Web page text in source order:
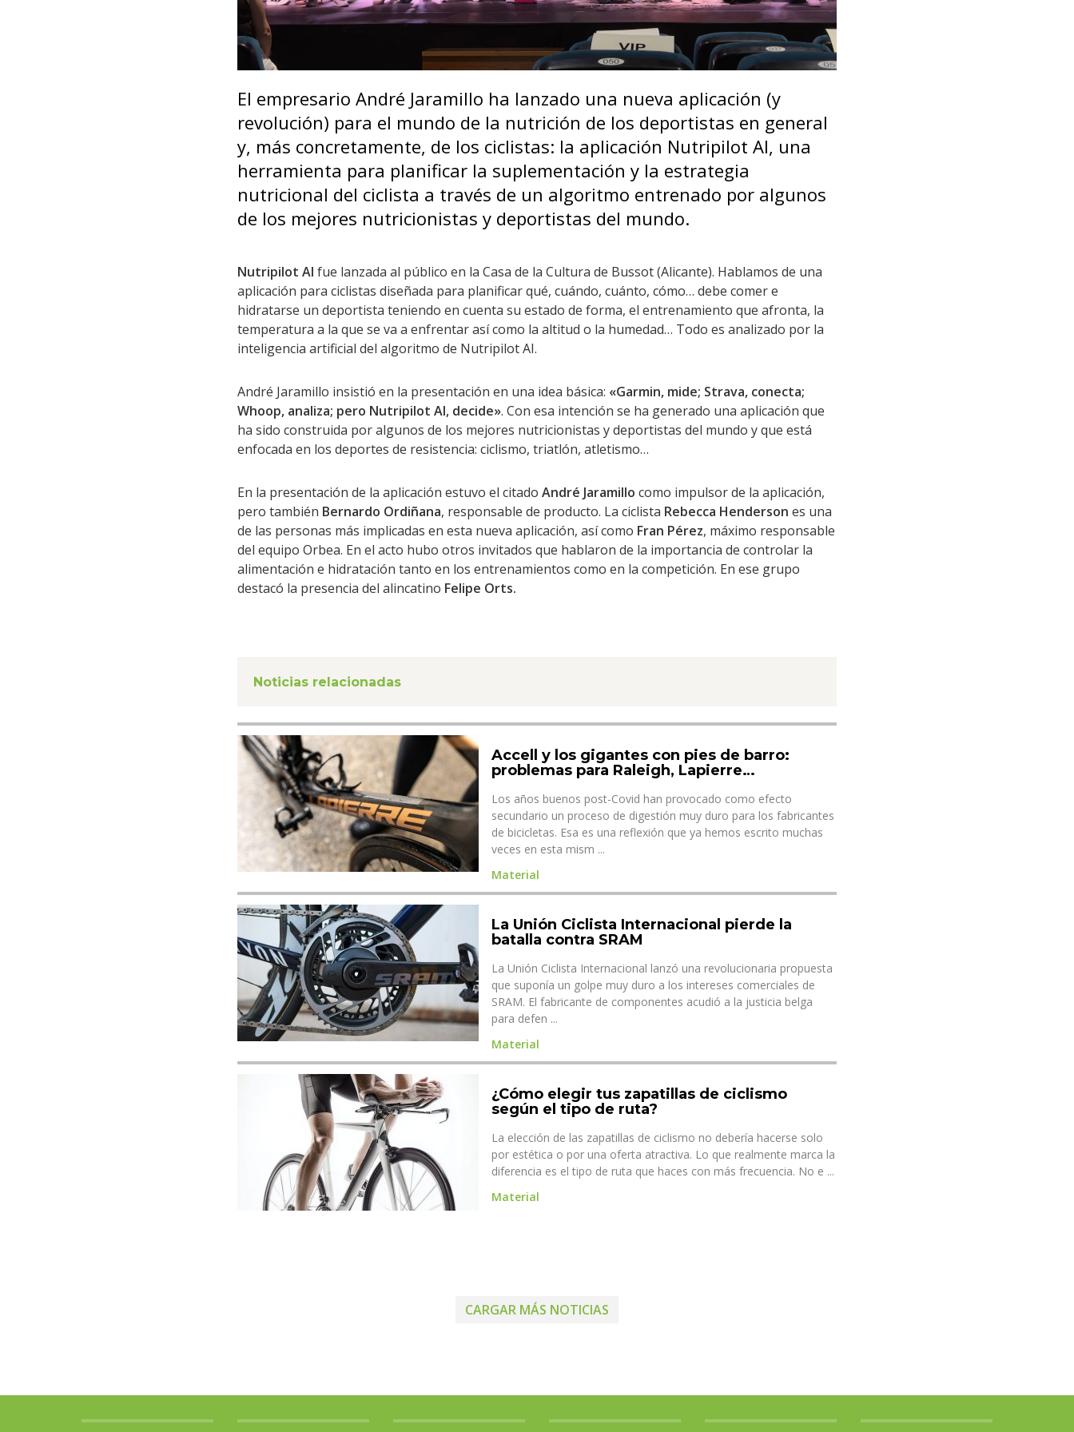
El empresario André Jaramillo ha lanzado una nueva aplicación (y
revolución) para el mundo de la nutrición de los deportistas en general
y, más concretamente, de los ciclistas: la aplicación Nutripilot AI, una
herramienta para planificar la suplementación y la estrategia
nutricional del ciclista a través de un algoritmo entrenado por algunos
de los mejores nutricionistas y deportistas del mundo.
Nutripilot AI fue lanzada al público en la Casa de la Cultura de Bussot (Alicante). Hablamos de una
aplicación para ciclistas diseñada para planificar qué, cuándo, cuánto, cómo… debe comer e
hidratarse un deportista teniendo en cuenta su estado de forma, el entrenamiento que afronta, la
temperatura a la que se va a enfrentar así como la altitud o la humedad… Todo es analizado por la
inteligencia artificial del algoritmo de Nutripilot AI.
André Jaramillo insistió en la presentación en una idea básica: «Garmin, mide; Strava, conecta;
Whoop, analiza; pero Nutripilot AI, decide». Con esa intención se ha generado una aplicación que
ha sido construida por algunos de los mejores nutricionistas y deportistas del mundo y que está
enfocada en los deportes de resistencia: ciclismo, triatlón, atletismo…
En la presentación de la aplicación estuvo el citado André Jaramillo como impulsor de la aplicación,
pero también Bernardo Ordiñana, responsable de producto. La ciclista Rebecca Henderson es una
de las personas más implicadas en esta nueva aplicación, así como Fran Pérez, máximo responsable
del equipo Orbea. En el acto hubo otros invitados que hablaron de la importancia de controlar la
alimentación e hidratación tanto en los entrenamientos como en la competición. En ese grupo
destacó la presencia del alincatino Felipe Orts.
Noticias relacionadas
Accell y los gigantes con pies de barro:
problemas para Raleigh, Lapierre…
Los años buenos post-Covid han provocado como efecto
secundario un proceso de digestión muy duro para los fabricantes
de bicicletas. Esa es una reflexión que ya hemos escrito muchas
veces en esta mism ...
Material
La Unión Ciclista Internacional pierde la
batalla contra SRAM
La Unión Ciclista Internacional lanzó una revolucionaria propuesta
que suponía un golpe muy duro a los intereses comerciales de
SRAM. El fabricante de componentes acudió a la justicia belga
para defen ...
Material
¿Cómo elegir tus zapatillas de ciclismo
según el tipo de ruta?
La elección de las zapatillas de ciclismo no debería hacerse solo
por estética o por una oferta atractiva. Lo que realmente marca la
diferencia es el tipo de ruta que haces con más frecuencia. No e ...
Material
CARGAR MÁS NOTICIAS